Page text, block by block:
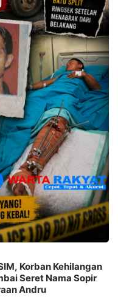
Korban Kehilangan
Seret Nama Sopir
Andru